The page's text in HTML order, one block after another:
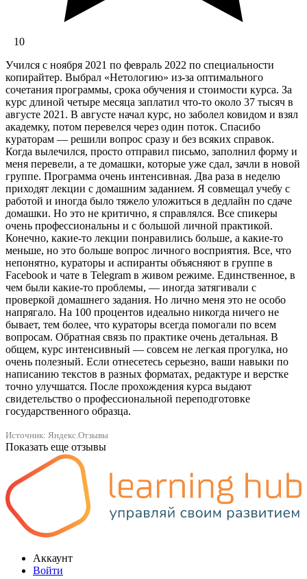
10
Учился с ноября 2021 по февраль 2022 по специальности
копирайтер. Выбрал «Нетологию» из-за оптимального
сочетания программы, срока обучения и стоимости курса. За
курс длиной четыре месяца заплатил что-то около 37 тысяч в
августе 2021. В августе начал курс, но заболел ковидом и взял
академку, потом перевелся через один поток. Спасибо
кураторам — решили вопрос сразу и без всяких справок.
Когда вылечился, просто отправил письмо, заполнил форму и
меня перевели, а те домашки, которые уже сдал, зачли в новой
группе. Программа очень интенсивная. Два раза в неделю
приходят лекции с домашним заданием. Я совмещал учебу с
работой и иногда было тяжело уложиться в дедлайн по сдаче
домашки. Но это не критично, я справлялся. Все спикеры
очень профессиональны и с большой личной практикой.
Конечно, какие-то лекции понравились больше, а какие-то
меньше, но это больше вопрос личного восприятия. Все, что
непонятно, кураторы и аспиранты объясняют в группе в
Facebook и чате в Telegram в живом режиме. Единственное, в
чем были какие-то проблемы, — иногда затягивали с
проверкой домашнего задания. Но лично меня это не особо
напрягало. На 100 процентов идеально никогда ничего не
бывает, тем более, что кураторы всегда помогали по всем
вопросам. Обратная связь по практике очень детальная. В
общем, курс интенсивный — совсем не легкая прогулка, но
очень полезный. Если отнесетесь серьезно, ваши навыки по
написанию текстов в разных форматах, редактуре и верстке
точно улучшатся. После прохождения курса выдают
свидетельство о профессиональной переподготовке
государственного образца.
Источник: Яндекс.Отзывы
Показать еще отзывы
Аккаунт
Войти